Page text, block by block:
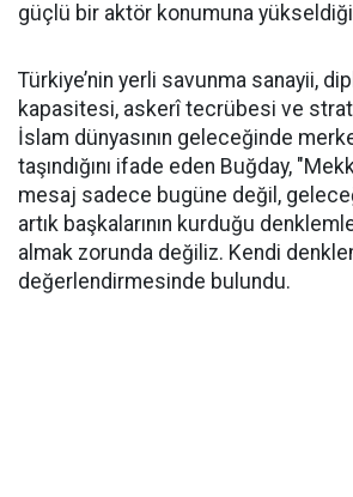
güçlü bir aktör konumuna
Türkiye’nin yerli savunma sanayii,
kapasitesi, askerî tecrübesi ve
İslam dünyasının geleceğinde
taşındığını ifade eden Buğday,
mesaj sadece bugüne değil,
artık başkalarının kurduğu
almak zorunda değiliz. Kendi
değerlendirmesinde bulundu.